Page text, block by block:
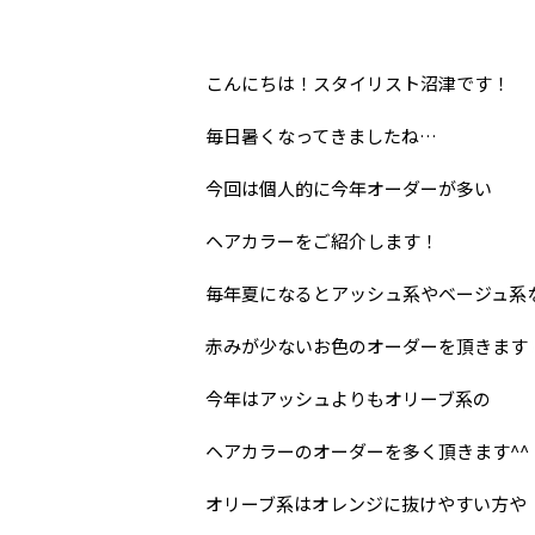
こんにちは！スタイリスト沼津です！
毎日暑くなってきましたね…
今回は個人的に今年オーダーが多い
ヘアカラーをご紹介します！
毎年夏になるとアッシュ系やベージュ系
赤みが少ないお色のオーダーを頂きます
今年はアッシュよりもオリーブ系の
ヘアカラーのオーダーを多く頂きます^^
オリーブ系はオレンジに抜けやすい方や